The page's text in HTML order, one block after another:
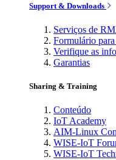
Support & Downloads
Serviços de
Formulário
Verifique as
Garantias
Sharing & Training
Conteúdo
IoT Academy
AIM-Linux
WISE-IoT
WISE-IoT